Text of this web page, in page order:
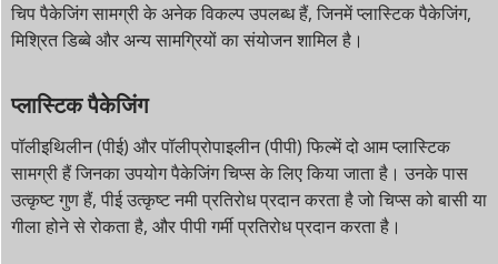
चिप पैकेजिंग सामग्री के अनेक विकल्प उपलब्ध हैं, जिनमें प्लास्टिक पैकेजिंग,
मिश्रित डिब्बे और अन्य सामग्रियों का संयोजन शामिल है।
प्लास्टिक पैकेजिंग
पॉलीइथिलीन (पीई) और पॉलीप्रोपाइलीन (पीपी) फिल्में दो आम प्लास्टिक
सामग्री हैं जिनका उपयोग पैकेजिंग चिप्स के लिए किया जाता है। उनके पास
उत्कृष्ट गुण हैं, पीई उत्कृष्ट नमी प्रतिरोध प्रदान करता है जो चिप्स को बासी या
गीला होने से रोकता है, और पीपी गर्मी प्रतिरोध प्रदान करता है।